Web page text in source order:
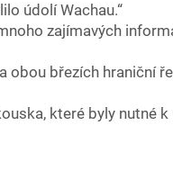
údolí Wachau.“
zajímavých
březích hraniční
které byly nutné